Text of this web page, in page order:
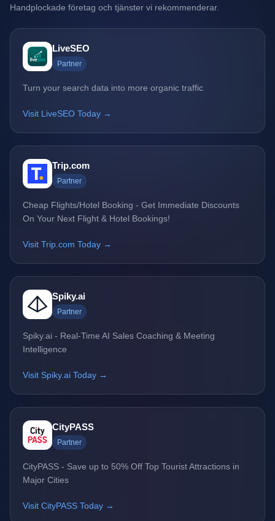
Handplockade företag och tjänster vi rekommenderar.
LiveSEO
Partner
Turn your search data into more organic traffic
Visit LiveSEO Today →
Trip.com
Partner
Cheap Flights/Hotel Booking - Get Immediate Discounts
On Your Next Flight & Hotel Bookings!
Visit Trip.com Today →
Spiky.ai
Partner
Spiky.ai - Real-Time AI Sales Coaching & Meeting
Intelligence
Visit Spiky.ai Today →
CityPASS
Partner
CityPASS - Save up to 50% Off Top Tourist Attractions in
Major Cities
Visit CityPASS Today →